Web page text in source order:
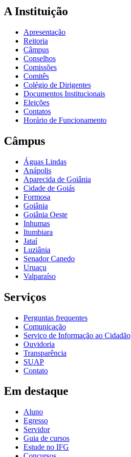
A Instituição
Apresentação
Reitoria
Câmpus
Conselhos
Comissões
Comitês
Colégio de Dirigentes
Documentos Institucionais
Eleições
Contatos
Horário de Funcionamento
Câmpus
Águas Lindas
Anápolis
Aparecida de Goiânia
Cidade de Goiás
Formosa
Goiânia
Goiânia Oeste
Inhumas
Itumbiara
Jataí
Luziânia
Senador Canedo
Uruaçu
Valparaíso
Serviços
Perguntas frequentes
Comunicação
Serviço de Informação ao Cidadão
Ouvidoria
Transparência
SUAP
Contato
Em destaque
Aluno
Egresso
Servidor
Guia de cursos
Estude no IFG